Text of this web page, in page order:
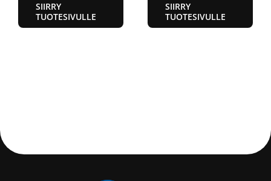
SIIRRY
TUOTESIVULLE
SIIRRY
TUOTESIVULLE